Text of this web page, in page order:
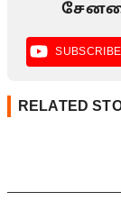
SUBSCRIBE
RELATED